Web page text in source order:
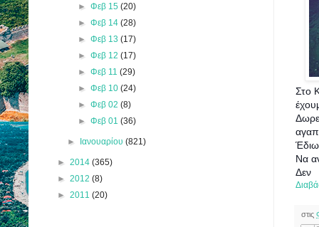
Στο
Να
Δεν
στις
► Φεβ 15 (20)
► Φεβ 14 (28)
► Φεβ 13 (17)
► Φεβ 12 (17)
► Φεβ 11 (29)
► Φεβ 10 (24)
► Φεβ 02 (8)
► Φεβ 01 (36)
► Ιανουαρίου(821)
► 2014 (365)
► 2012 (8)
► 2011 (20)